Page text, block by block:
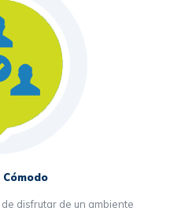
disfrutar de un ambiente